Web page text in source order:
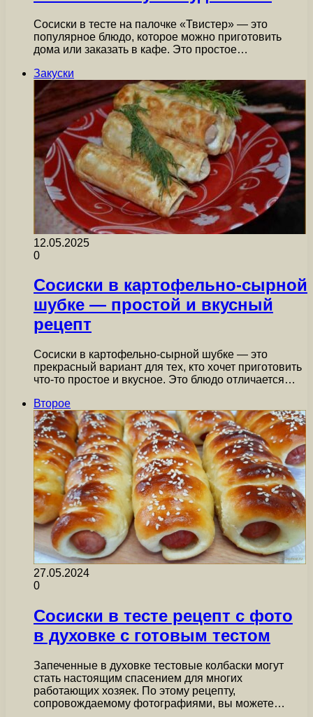
Сосиски в тесте на палочке «Твистер» — это
популярное блюдо, которое можно приготовить
дома или заказать в кафе. Это простое…
Закуски
12.05.2025
0
Сосиски в картофельно-сырной
шубке — простой и вкусный
рецепт
Сосиски в картофельно-сырной шубке — это
прекрасный вариант для тех, кто хочет приготовить
что-то простое и вкусное. Это блюдо отличается…
Второе
27.05.2024
0
Сосиски в тесте рецепт с фото
в духовке с готовым тестом
Запеченные в духовке тестовые колбаски могут
стать настоящим спасением для многих
работающих хозяек. По этому рецепту,
сопровождаемому фотографиями, вы можете…